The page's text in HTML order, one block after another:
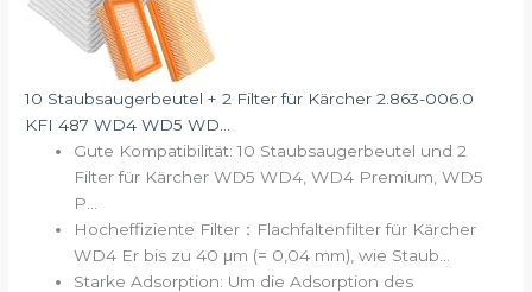
10 Staubsaugerbeutel + 2 Filter für Kärcher 2.863-006.0
KFI 487 WD4 WD5 WD...
Gute Kompatibilität: 10 Staubsaugerbeutel und 2
Filter für Kärcher WD5 WD4, WD4 Premium, WD5
P...
Hocheffiziente Filter：Flachfaltenfilter für Kärcher
WD4 Er bis zu 40 μm (= 0,04 mm), wie Staub...
Starke Adsorption: Um die Adsorption des